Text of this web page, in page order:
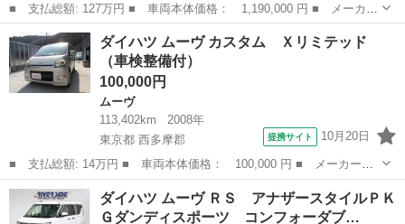
■ 支払総額: 127万円 ■ 車両本体価格： 1,190,000 円 ■ メーカー
名： ダイハツ ■ 車種名： ムーヴキャンバス ■ グレード名：
Ｇメイクアップリミテッド ＳＡＩＩＩ 援護ドラレコ パノラマモ
ニター メ...
神奈川 相模原市
ダイハツ ムーヴ カスタム Ｘリミテッド
（車検整備付）
100,000円
ムーヴ
113,402km
2008年
東京都 西多摩郡
提携サイト 10月20日
■ 支払総額: 14万円 ■ 車両本体価格： 100,000 円 ■ メーカー
名： ダイハツ ■ 車種名： ムーヴ ■ グレード名： カスタム
Ｘリミテッド ■ 排気量： 660cc ■ ドア枚数： 5D ■ ミッショ
ン：...
東京 西多摩郡
ダイハツ ムーヴ ＲＳ アナザースタイルＰＫ
Ｇダンディスポーツ コンフォーダブ…